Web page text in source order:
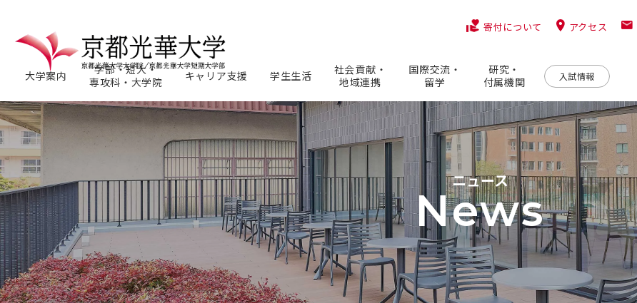
寄付について アクセス
大学案内
学部・短大・
専攻科・大学院
キャリア支援 学生生活
社会貢献・
地域連携
国際交流・
留学
研究・
付属機関
入試情報
ニュース
News